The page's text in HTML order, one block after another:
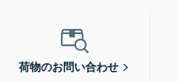
荷物のお問い合わせ